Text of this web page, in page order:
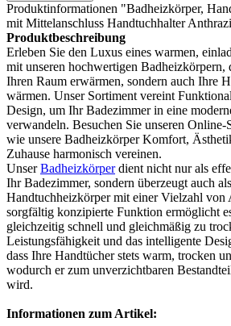
Produktinformationen "Badheizkörper,
mit Mittelanschluss Handtuchhalter
Produktbeschreibung
Erleben Sie den Luxus eines warmen,
mit unseren hochwertigen
Ihren Raum erwärmen, sondern auch Ihre
wärmen. Unser Sortiment vereint
Design, um Ihr Badezimmer in eine
verwandeln. Besuchen Sie unseren Online-
wie unsere Badheizkörper Komfort,
Zuhause harmonisch vereinen.
UnserBadheizkörperdient nicht nur als
Ihr Badezimmer, sondern überzeugt auch
Handtuchheizkörper mit einer Vielzahl von
sorgfältig konzipierte Funktion ermöglicht
gleichzeitig schnell und gleichmäßig zu
Leistungsfähigkeit und das intelligente
dass Ihre Handtücher stets warm, trocken
wodurch er zum unverzichtbaren
wird.
Informationen zum Artikel: